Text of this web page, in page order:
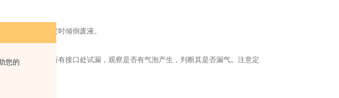
您的
是否畅通，定时倾倒废液。
况的液体在所有接口处试漏，观察是否有气泡产生，判断其是否漏气。注意定